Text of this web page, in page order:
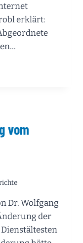
erklärt:
vom
Dr. Wolfgang
der